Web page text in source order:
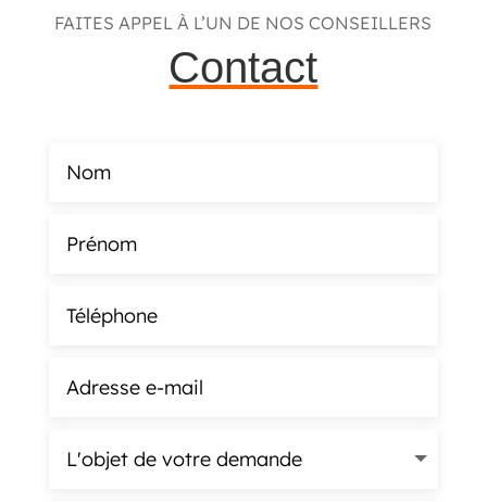
FAITES APPEL À L’UN DE NOS CONSEILLERS
Contact